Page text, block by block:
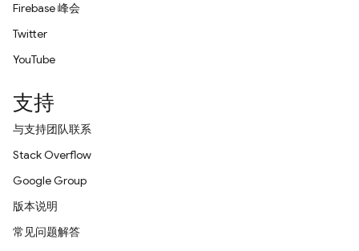
Firebase 峰会
Twitter
YouTube
支持
与支持团队联系
Stack Overflow
Google Group
版本说明
常见问题解答